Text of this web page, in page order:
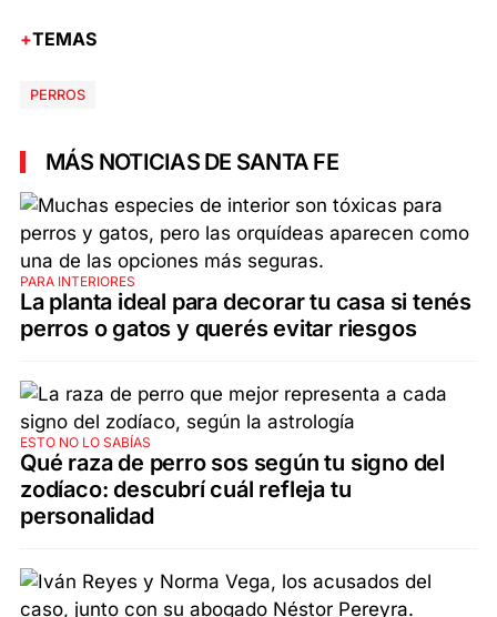
TEMAS
PERROS
MÁS NOTICIAS DE SANTA FE
PARA INTERIORES
La planta ideal para decorar tu casa si tenés
perros o gatos y querés evitar riesgos
ESTO NO LO SABÍAS
Qué raza de perro sos según tu signo del
zodíaco: descubrí cuál refleja tu
personalidad